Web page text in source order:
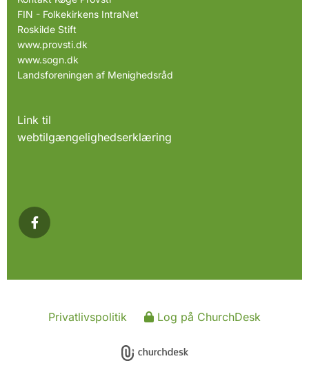
FIN - Folkekirkens IntraNet
Roskilde Stift
www.provsti.dk
www.sogn.dk
Landsforeningen af Menighedsråd
Link til
webtilgængelighedserklæring
Privatlivspolitik Log på ChurchDesk